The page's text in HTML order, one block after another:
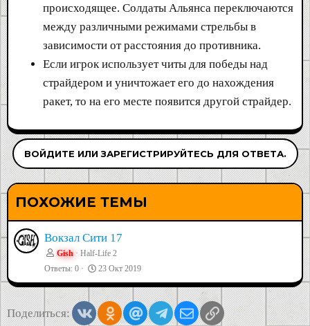
происходящее. Солдаты Альянса переключаются
между различными режимами стрельбы в
зависимости от расстояния до противника.
Если игрок использует читы для победы над
страйдером и уничтожает его до нахождения
ракет, то на его месте появится другой страйдер.
ВОЙДИТЕ ИЛИ ЗАРЕГИСТРИРУЙТЕСЬ ДЛЯ ОТВЕТА.
ПОХОЖИЕ ТЕМЫ
Вокзал Сити 17
Gish
Half-Life 2
Ответы 0 23 Окт 2019
Поделиться: VkontakteOdnoklassniki
Mail.ruTelegramЭлектронная почта
Ссылка